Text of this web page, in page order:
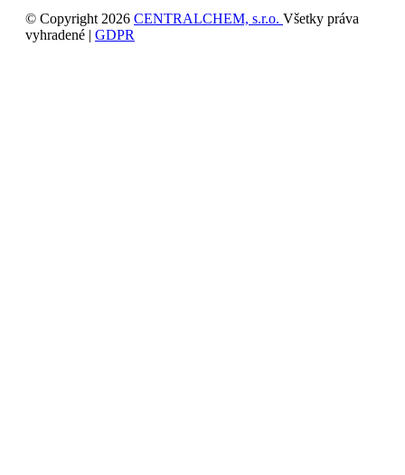
© Copyright 2026 CENTRALCHEM, s.r.o. Všetky práva
vyhradené | GDPR